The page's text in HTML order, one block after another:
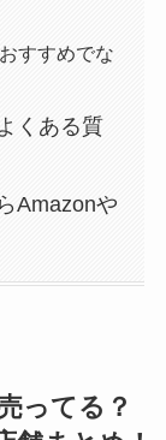
すすめでな
くある質
Amazonや
ってる？